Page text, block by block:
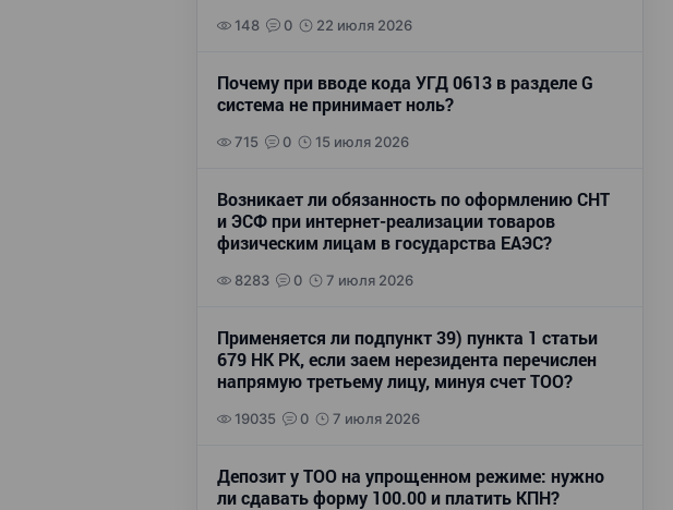
148 0 22 июля 2026
Почему при вводе кода УГД 0613 в разделе G
система не принимает ноль?
715 0 15 июля 2026
Возникает ли обязанность по оформлению СНТ
и ЭСФ при интернет-реализации товаров
физическим лицам в государства ЕАЭС?
8283 0 7 июля 2026
Применяется ли подпункт 39) пункта 1 статьи
679 НК РК, если заем нерезидента перечислен
напрямую третьему лицу, минуя счет ТОО?
19035 0 7 июля 2026
Депозит у ТОО на упрощенном режиме: нужно
ли сдавать форму 100.00 и платить КПН?